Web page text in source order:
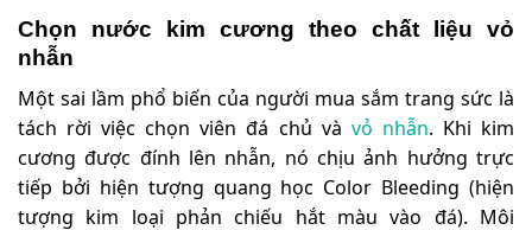
Chọn nước kim cương theo chất liệu vỏ
nhẫn
Một sai lầm phổ biến của người mua sắm trang sức là
tách rời việc chọn viên đá chủ và vỏ nhẫn. Khi kim
cương được đính lên nhẫn, nó chịu ảnh hưởng trực
tiếp bởi hiện tượng quang học Color Bleeding (hiện
tượng kim loại phản chiếu hắt màu vào đá). Môi